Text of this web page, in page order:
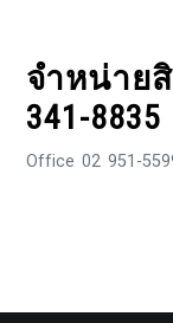
contentจำหน่าย
341-8835
Office 02 951-